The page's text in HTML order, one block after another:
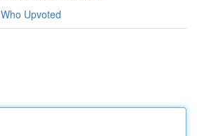
Who Upvoted